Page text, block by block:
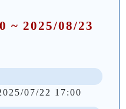
~ 2025/08/23
07/22 17:00